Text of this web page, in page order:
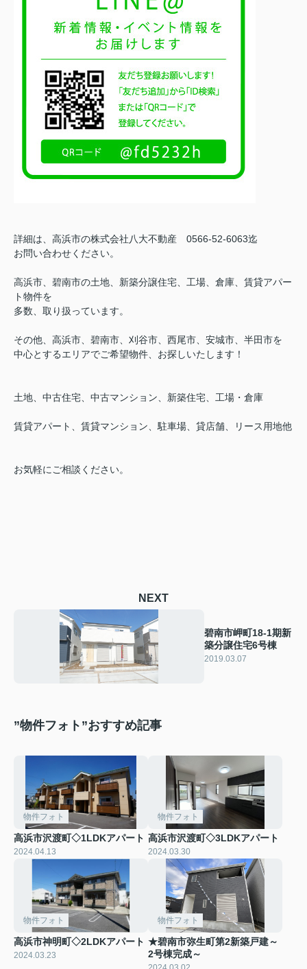
詳細は、高浜市の株式会社八大不動産 0566-52-6063迄
お問い合わせください。
高浜市、碧南市の土地、新築分譲住宅、工場、倉庫、賃貸アパー
ト物件を
多数、取り扱っています。
その他、高浜市、碧南市、刈谷市、西尾市、安城市、半田市を
中心とするエリアでご希望物件、お探しいたします！
土地、中古住宅、中古マンション、新築住宅、工場・倉庫
賃貸アパート、賃貸マンション、駐車場、貸店舗、リース用地他
お気軽にご相談ください。
NEXT
碧南市岬町18-1期新
築分譲住宅6号棟
2019.03.07
”物件フォト”おすすめ記事
物件フォト
高浜市沢渡町◇1LDKアパート
2024.04.13
物件フォト
高浜市沢渡町◇3LDKアパート
2024.03.30
物件フォト
高浜市神明町◇2LDKアパート
2024.03.23
物件フォト
★碧南市弥生町第2新築戸建～
2号棟完成～